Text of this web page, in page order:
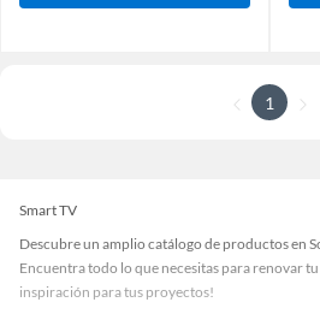
1
Smart TV
Descubre un amplio catálogo de productos en
Encuentra todo lo que necesitas para renovar
inspiración para tus proyectos!